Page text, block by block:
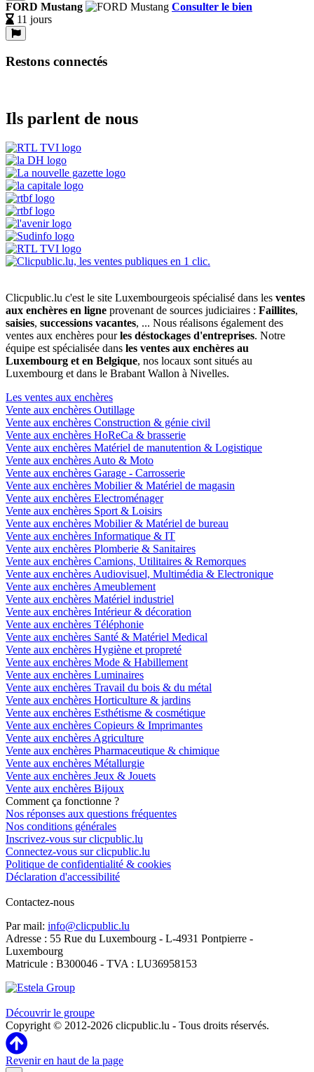
FORD Mustang
Consulter le bien
11 jours
Restons connectés
Ils parlent de nous
Clicpublic.lu c'est le site Luxembourgeois spécialisé dans les ventes
aux enchères en ligne provenant de sources judiciaires : Faillites,
saisies, successions vacantes, ... Nous réalisons également des
ventes aux enchères pourles déstockages d'entreprises. Notre
équipe est spécialisée dans les ventes aux enchères au
Luxembourg et en Belgique, nos locaux sont situés au
Luxembourg et dans le Brabant Wallon à Nivelles.
Les ventes aux enchères
Vente aux enchères Outillage
Vente aux enchères Construction & génie civil
Vente aux enchères HoReCa & brasserie
Vente aux enchères Matériel de manutention & Logistique
Vente aux enchères Auto & Moto
Vente aux enchères Garage - Carrosserie
Vente aux enchères Mobilier & Matériel de magasin
Vente aux enchères Electroménager
Vente aux enchères Sport & Loisirs
Vente aux enchères Mobilier & Matériel de bureau
Vente aux enchères Informatique & IT
Vente aux enchères Plomberie & Sanitaires
Vente aux enchères Camions, Utilitaires & Remorques
Vente aux enchères Audiovisuel, Multimédia & Electronique
Vente aux enchères Ameublement
Vente aux enchères Matériel industriel
Vente aux enchères Intérieur & décoration
Vente aux enchères Téléphonie
Vente aux enchères Santé & Matériel Medical
Vente aux enchères Hygiène et propreté
Vente aux enchères Mode & Habillement
Vente aux enchères Luminaires
Vente aux enchères Travail du bois & du métal
Vente aux enchères Horticulture & jardins
Vente aux enchères Esthétisme & cosmétique
Vente aux enchères Copieurs & Imprimantes
Vente aux enchères Agriculture
Vente aux enchères Pharmaceutique & chimique
Vente aux enchères Métallurgie
Vente aux enchères Jeux & Jouets
Vente aux enchères Bijoux
Comment ça fonctionne ?
Nos réponses aux questions fréquentes
Nos conditions générales
Inscrivez-vous sur clicpublic.lu
Connectez-vous sur clicpublic.lu
Politique de confidentialité & cookies
Déclaration d'accessibilité
Contactez-nous
Par mail: info@clicpublic.lu
Adresse : 55 Rue du Luxembourg - L-4931 Pontpierre -
Luxembourg
Matricule : B300046 - TVA : LU36958153
Découvrir le groupe
Copyright © 2012-2026 clicpublic.lu - Tous droits réservés.
Revenir en haut de la page